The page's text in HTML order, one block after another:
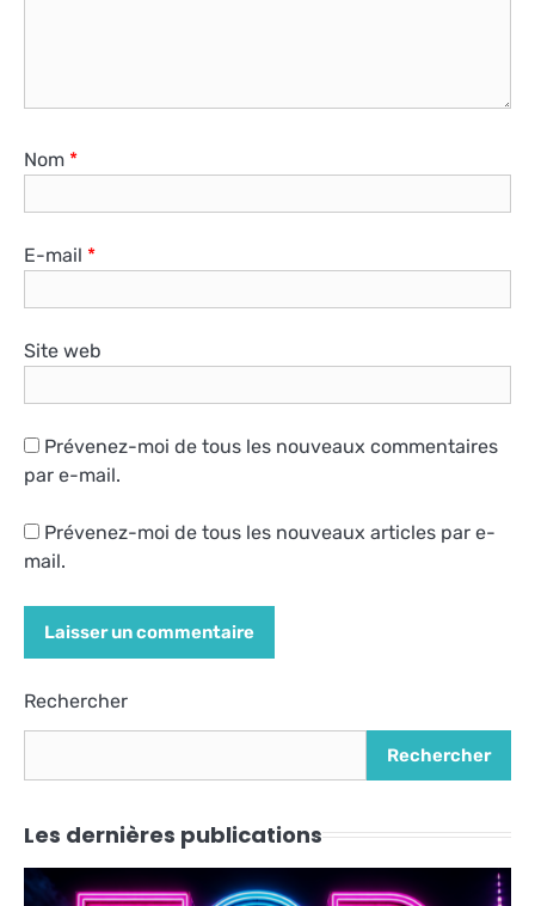
Nom *
E-mail *
Site web
Prévenez-moi de tous les nouveaux commentaires
par e-mail.
Prévenez-moi de tous les nouveaux articles par e-
mail.
Alternative:
Rechercher
Rechercher
Les dernières publications